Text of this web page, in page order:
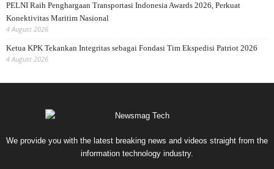
PELNI Raih Penghargaan Transportasi Indonesia Awards 2026, Perkuat
Konektivitas Maritim Nasional
4 August 2026
Ketua KPK Tekankan Integritas sebagai Fondasi Tim Ekspedisi Patriot 2026
4 August 2026
We provide you with the latest breaking news and videos straight from the
information technology industry.